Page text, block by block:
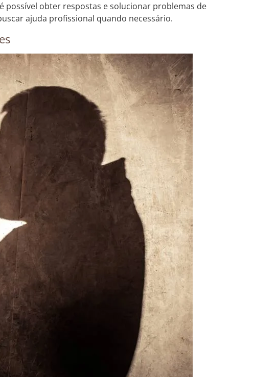
possível obter respostas e solucionar problemas de
ajuda profissional quando necessário.